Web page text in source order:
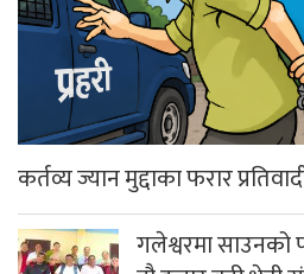
कर्तव्य ज्यान मुद्दाका फरार
गलेश्वरमा साउनको